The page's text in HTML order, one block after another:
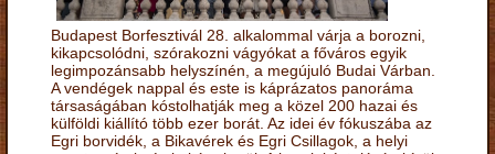
Budapest Borfesztivál 28. alkalommal várja a borozni,
kikapcsolódni, szórakozni vágyókat a főváros egyik
legimpozánsabb helyszínén, a megújuló Budai Várban.
A vendégek nappal és este is káprázatos panoráma
társaságában kóstolhatják meg a közel 200 hazai és
külföldi kiállító több ezer borát. Az idei év fókuszába az
Egri borvidék, a Bikavérek és Egri Csillagok, a helyi